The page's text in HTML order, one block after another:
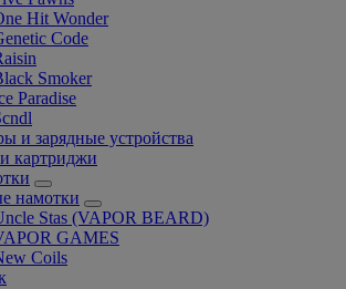
Hit Wonder
Code
Smoker
Paradise
и зарядные устройства
картриджи
намотки
Stas (VAPOR BEARD)
GAMES
Coils